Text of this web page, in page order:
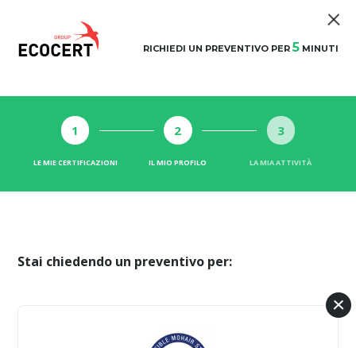
RICHIEDI UN PREVENTIVO PER5MINUTI
1
LE MIE CERTIFICAZIONI
2
IL MIO PROFILO
3
LA MIA ATTIVITÀ
Stai chiedendo un preventivo per: